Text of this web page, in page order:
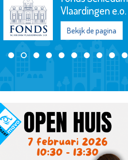
Maassluis
Bekijk de pagina